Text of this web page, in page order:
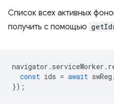
Список всех активных
получить с помощью
navigator . serviceWorker .
const ids = await swReg .
});